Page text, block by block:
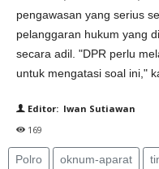
pengawasan yang serius
pelanggaran hukum yang
secara adil. "DPR perlu
untuk mengatasi soal ini,"
Editor: Iwan Sutiawan
169
Polro oknum-aparat